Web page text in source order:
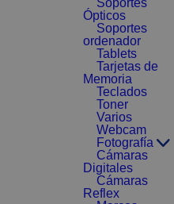
Soportes
Ópticos
Soportes
ordenador
Tablets
Tarjetas de
Memoria
Teclados
Toner
Varios
Webcam
Fotografía
Cámaras
Digitales
Cámaras
Reflex